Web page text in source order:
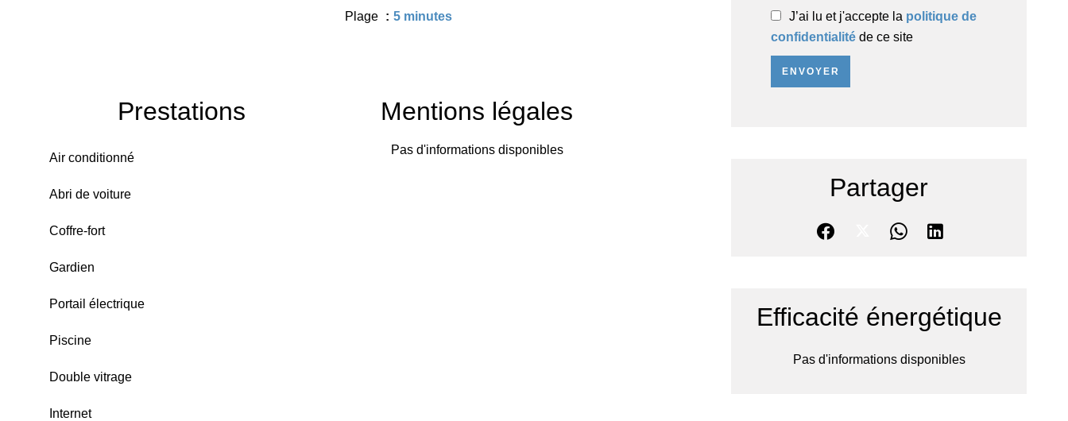
Plage 5 minutes
Prestations
Air conditionné
Abri de voiture
Coffre-fort
Gardien
Portail électrique
Piscine
Double vitrage
Internet
Mentions légales
Pas d'informations disponibles
J’ai lu et j'accepte la politique de
confidentialité de ce site
ENVOYER
Partager
Efficacité énergétique
Pas d'informations disponibles